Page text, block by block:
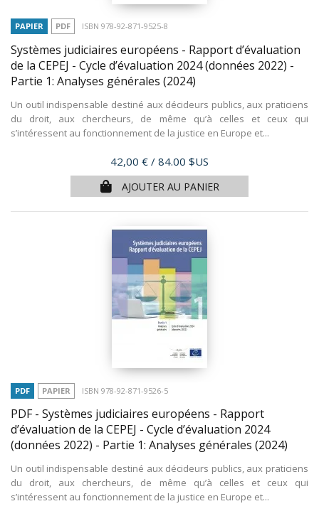
PAPIER PDF ISBN 978-92-871-9525-8
Systèmes judiciaires européens - Rapport d’évaluation
de la CEPEJ - Cycle d’évaluation 2024 (données 2022) -
Partie 1: Analyses générales (2024)
Un outil indispensable destiné aux décideurs publics, aux praticiens
du droit, aux chercheurs, de même qu’à celles et ceux qui
s’intéressent au fonctionnement de la justice en Europe et...
Prix
42,00 € / 84.00 $US
AJOUTER AU PANIER
PDF PAPIER ISBN 978-92-871-9526-5
PDF - Systèmes judiciaires européens - Rapport
d’évaluation de la CEPEJ - Cycle d’évaluation 2024
(données 2022) - Partie 1: Analyses générales (2024)
Un outil indispensable destiné aux décideurs publics, aux praticiens
du droit, aux chercheurs, de même qu’à celles et ceux qui
s’intéressent au fonctionnement de la justice en Europe et...